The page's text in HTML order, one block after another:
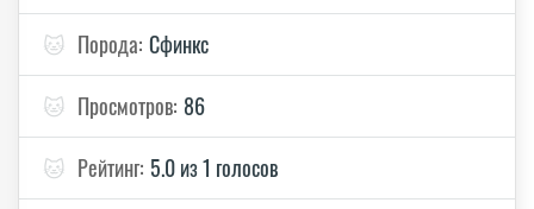
🐱 Порода: Сфинкс
🐱 Просмотров: 86
🐱 Рейтинг: 5.0 из 1 голосов